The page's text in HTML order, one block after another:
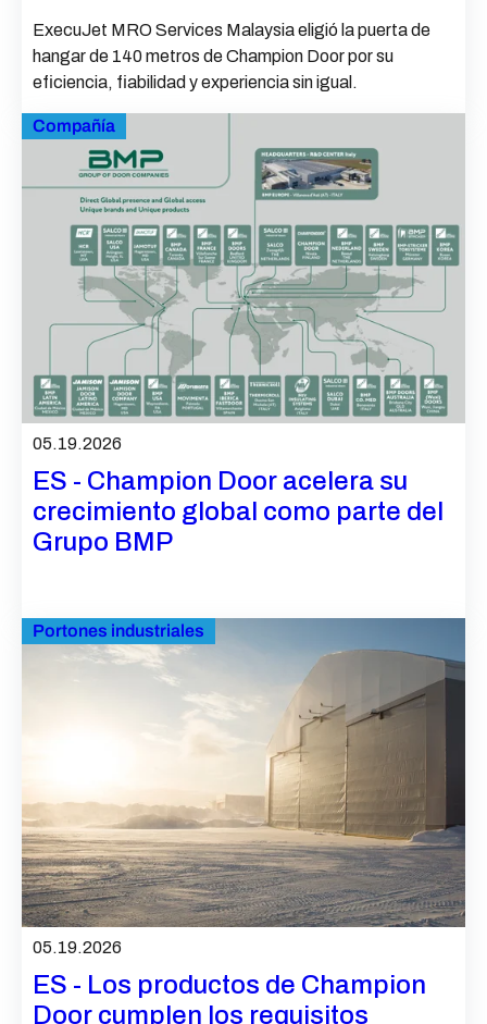
ExecuJet MRO Services Malaysia eligió la puerta de
hangar de 140 metros de Champion Door por su
eficiencia, fiabilidad y experiencia sin igual.
05.19.2026
Compañía
ES - Champion Door acelera su
crecimiento global como parte del
Grupo BMP
05.19.2026
Portones industriales
ES - Los productos de Champion
Door cumplen los requisitos